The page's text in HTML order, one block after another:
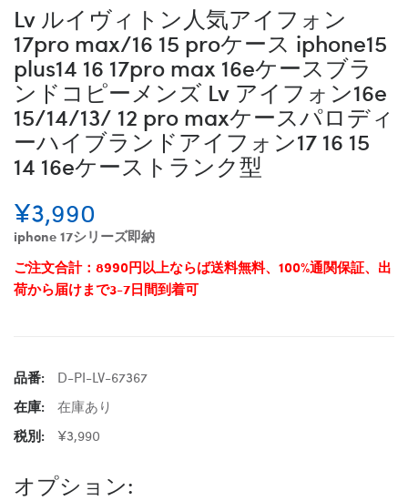
Lv ルイヴィトン人気アイフォン
17pro max/16 15 proケース iphone15
plus14 16 17pro max 16eケースブラ
ンドコピーメンズ Lv アイフォン16e
15/14/13/ 12 pro maxケースパロディ
ーハイブランドアイフォン17 16 15
14 16eケーストランク型
¥3,990
iphone 17シリーズ即納
ご注文合計：8990円以上ならば送料無料、100%通関保証、出
荷から届けまで3-7日間到着可
品番:
D-PI-LV-67367
在庫:
在庫あり
税別:
¥3,990
オプション: